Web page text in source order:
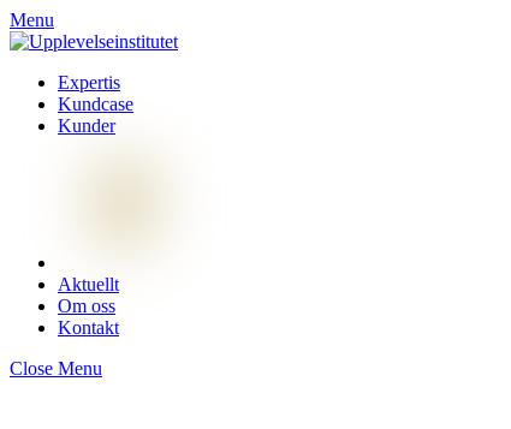
Menu
Expertis
Kundcase
Kunder
Aktuellt
Om oss
Kontakt
Close Menu